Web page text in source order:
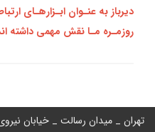
دیرباز به عنـوان ابـزارهـای
روزمـره مـا نقش مهمی داشته‌
تهران _ میدان رسالت _ خیابان